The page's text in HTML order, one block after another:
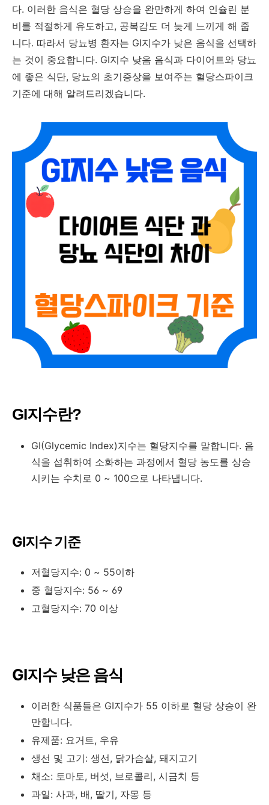
다. 이러한 음식은 혈당 상승을 완만하게 하여 인슐린 분
비를 적절하게 유도하고, 공복감도 더 늦게 느끼게 해 줍
니다. 따라서 당뇨병 환자는 GI지수가 낮은 음식을 선택하
는 것이 중요합니다. GI지수 낮음 음식과 다이어트와 당뇨
에 좋은 식단, 당뇨의 초기증상을 보여주는 혈당스파이크
기준에 대해 알려드리겠습니다.
GI지수란?
GI(Glycemic Index)지수는 혈당지수를 말합니다. 음
식을 섭취하여 소화하는 과정에서 혈당 농도를 상승
시키는 수치로 0 ~ 100으로 나타냅니다.
GI지수 기준
저혈당지수: 0 ~ 55이하
중 혈당지수: 56 ~ 69
고혈당지수: 70 이상
GI지수 낮은 음식
이러한 식품들은 GI지수가 55 이하로 혈당 상승이 완
만합니다.
유제품: 요거트, 우유
생선 및 고기: 생선, 닭가슴살, 돼지고기
채소: 토마토, 버섯, 브로콜리, 시금치 등
과일: 사과, 배, 딸기, 자몽 등